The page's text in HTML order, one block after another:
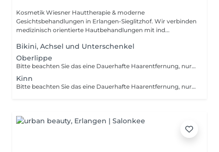
Kosmetik Wiesner Hauttherapie & moderne
Gesichtsbehandlungen in Erlangen-Sieglitzhof. Wir verbinden
medizinisch orientierte Hautbehandlungen mit ind...
Bikini, Achsel und Unterschenkel
Oberlippe
Bitte beachten Sie das eine Dauerhafte Haarentfernung, nur Buchbar ist wenn vorher ein Beratungsgespräch statt gefunden hat.
Kinn
Bitte beachten Sie das eine Dauerhafte Haarentfernung, nur Buchbar ist wenn vorher ein Beratungsgespräch statt gefunden hat